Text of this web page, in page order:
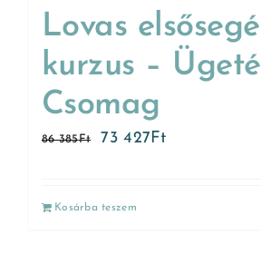
Lovas
kurzus –
Csomag
86 385Ft 73 427Ft
Kosárba teszem